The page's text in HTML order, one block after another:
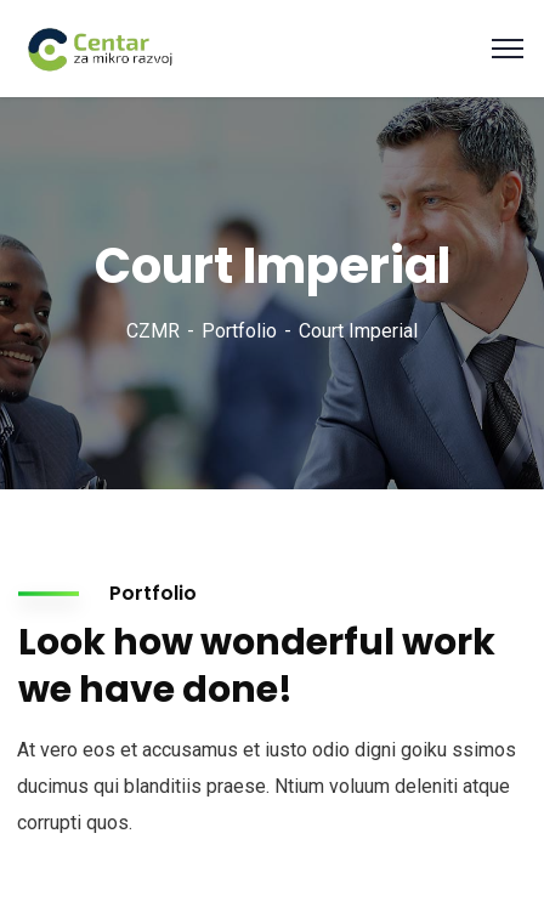
Court Imperial
CZMR Portfolio Court Imperial
Portfolio
Look how wonderful work
we have done!
At vero eos et accusamus et iusto odio digni goiku ssimos
ducimus qui blanditiis praese. Ntium voluum deleniti atque
corrupti quos.